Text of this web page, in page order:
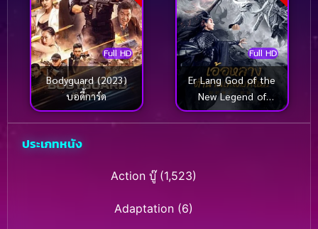
Full HD
Bodyguard (2023)
บอดี้การ์ด
Full HD
Er Lang God of the
New Legend of
Deification (2023) อ้อ
ประเภทหนัง
Action บู๊(1,523)
Adaptation (6)